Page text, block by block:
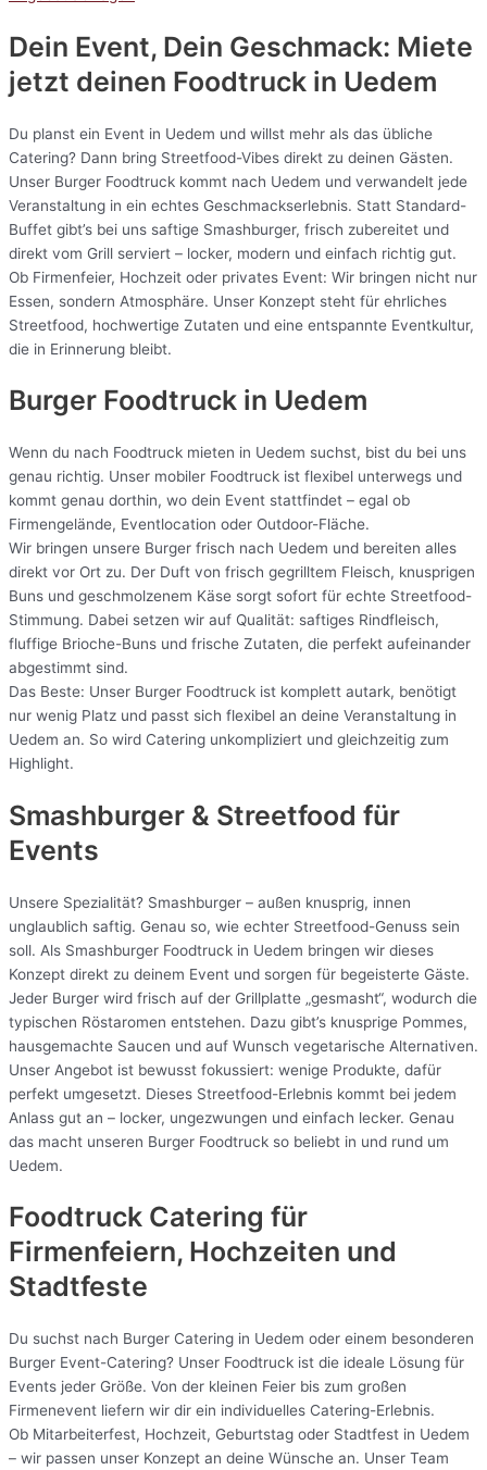
Dein Event, Dein Geschmack: Miete
jetzt deinen Foodtruck in Uedem
Du planst ein Event in Uedem und willst mehr als das übliche
Catering? Dann bring Streetfood-Vibes direkt zu deinen Gästen.
Unser Burger Foodtruck kommt nach Uedem und verwandelt jede
Veranstaltung in ein echtes Geschmackserlebnis. Statt Standard-
Buffet gibt’s bei uns saftige Smashburger, frisch zubereitet und
direkt vom Grill serviert – locker, modern und einfach richtig gut.
Ob Firmenfeier, Hochzeit oder privates Event: Wir bringen nicht nur
Essen, sondern Atmosphäre. Unser Konzept steht für ehrliches
Streetfood, hochwertige Zutaten und eine entspannte Eventkultur,
die in Erinnerung bleibt.
Burger Foodtruck in Uedem
Wenn du nach Foodtruck mieten in Uedem suchst, bist du bei uns
genau richtig. Unser mobiler Foodtruck ist flexibel unterwegs und
kommt genau dorthin, wo dein Event stattfindet – egal ob
Firmengelände, Eventlocation oder Outdoor-Fläche.
Wir bringen unsere Burger frisch nach Uedem und bereiten alles
direkt vor Ort zu. Der Duft von frisch gegrilltem Fleisch, knusprigen
Buns und geschmolzenem Käse sorgt sofort für echte Streetfood-
Stimmung. Dabei setzen wir auf Qualität: saftiges Rindfleisch,
fluffige Brioche-Buns und frische Zutaten, die perfekt aufeinander
abgestimmt sind.
Das Beste: Unser Burger Foodtruck ist komplett autark, benötigt
nur wenig Platz und passt sich flexibel an deine Veranstaltung in
Uedem an. So wird Catering unkompliziert und gleichzeitig zum
Highlight.
Smashburger & Streetfood für
Events
Unsere Spezialität? Smashburger – außen knusprig, innen
unglaublich saftig. Genau so, wie echter Streetfood-Genuss sein
soll. Als Smashburger Foodtruck in Uedem bringen wir dieses
Konzept direkt zu deinem Event und sorgen für begeisterte Gäste.
Jeder Burger wird frisch auf der Grillplatte „gesmasht“, wodurch die
typischen Röstaromen entstehen. Dazu gibt’s knusprige Pommes,
hausgemachte Saucen und auf Wunsch vegetarische Alternativen.
Unser Angebot ist bewusst fokussiert: wenige Produkte, dafür
perfekt umgesetzt. Dieses Streetfood-Erlebnis kommt bei jedem
Anlass gut an – locker, ungezwungen und einfach lecker. Genau
das macht unseren Burger Foodtruck so beliebt in und rund um
Uedem.
Foodtruck Catering für
Firmenfeiern, Hochzeiten und
Stadtfeste
Du suchst nach Burger Catering in Uedem oder einem besonderen
Burger Event-Catering? Unser Foodtruck ist die ideale Lösung für
Events jeder Größe. Von der kleinen Feier bis zum großen
Firmenevent liefern wir dir ein individuelles Catering-Erlebnis.
Ob Mitarbeiterfest, Hochzeit, Geburtstag oder Stadtfest in Uedem
– wir passen unser Konzept an deine Wünsche an. Unser Team